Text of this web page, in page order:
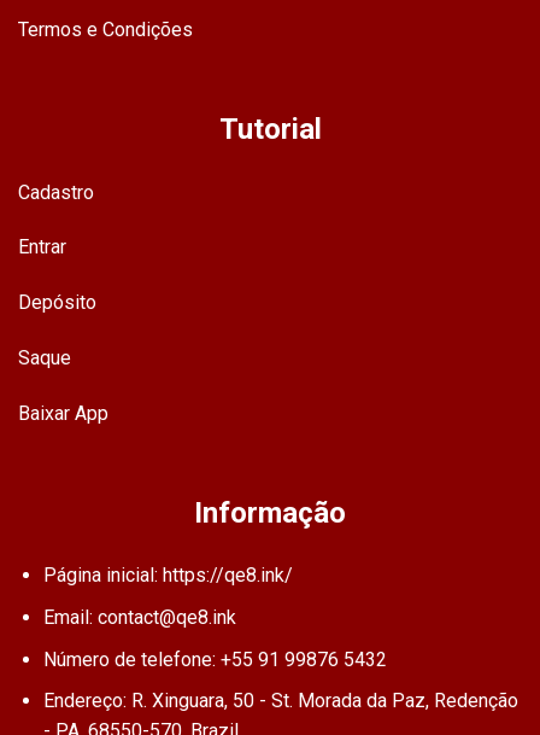
Termos e Condições
Tutorial
Cadastro
Entrar
Depósito
Saque
Baixar App
Informação
Página inicial: https://qe8.ink/
Email: contact@qe8.ink
Número de telefone: +55 91 99876 5432
Endereço: R. Xinguara, 50 - St. Morada da Paz, Redenção